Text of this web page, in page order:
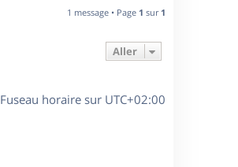
t
1 message • Page 1 sur 1
Aller
Fuseau horaire sur UTC+02:00